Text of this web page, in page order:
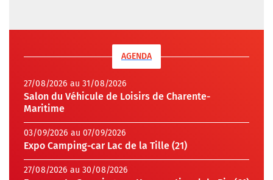
AGENDA
27/08/2026 au 31/08/2026
Salon du Véhicule de Loisirs de Charente-
Maritime
03/09/2026 au 07/09/2026
Expo Camping-car Lac de la Tille (21)
27/08/2026 au 30/08/2026